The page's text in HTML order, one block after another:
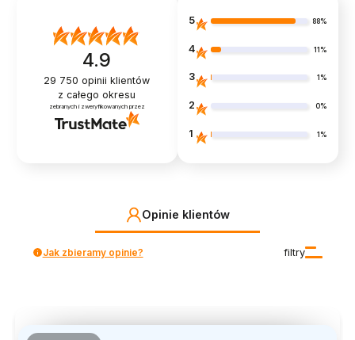
4.9
29 750 opinii klientów
z całego okresu
zebranych i zweryfikowanych przez
5 88%
4 11%
3 1%
2 0%
1 1%
Opinie klientów
filtry
Jak zbieramy opinie?